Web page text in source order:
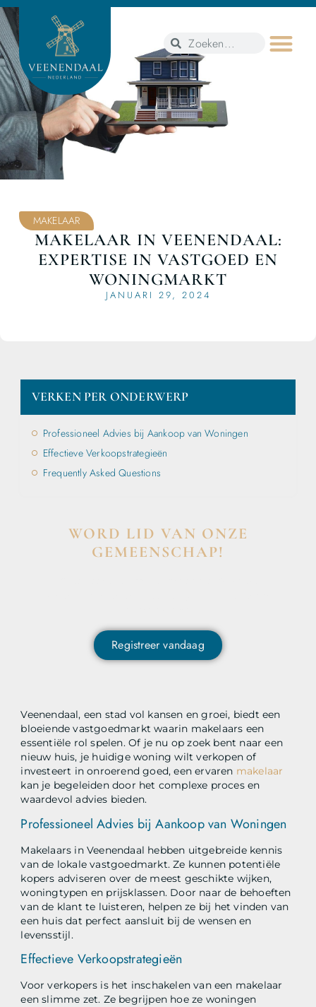
MAKELAAR
MAKELAAR IN VEENENDAAL:
EXPERTISE IN VASTGOED EN
WONINGMARKT
JANUARI 29, 2024
Veenendaal, een stad vol kansen en groei, biedt een
bloeiende vastgoedmarkt waarin makelaars een
essentiële rol spelen. Of je nu op zoek bent naar een
nieuw huis, je huidige woning wilt verkopen of
investeert in onroerend goed, een ervaren makelaar
kan je begeleiden door het complexe proces en
waardevol advies bieden.
Professioneel Advies bij Aankoop van Woningen
Makelaars in Veenendaal hebben uitgebreide kennis
van de lokale vastgoedmarkt. Ze kunnen potentiële
kopers adviseren over de meest geschikte wijken,
woningtypen en prijsklassen. Door naar de behoeften
van de klant te luisteren, helpen ze bij het vinden van
een huis dat perfect aansluit bij de wensen en
levensstijl.
Effectieve Verkoopstrategieën
Voor verkopers is het inschakelen van een makelaar
een slimme zet. Ze begrijpen hoe ze woningen
VERKEN PER ONDERWERP
Professioneel Advies bij Aankoop van Woningen
Effectieve Verkoopstrategieën
Frequently Asked Questions
WORD LID VAN ONZE
GEMEENSCHAP!
Registreer vandaag